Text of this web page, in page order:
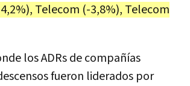
Telecom (-3,8%), Telecom
los ADRs de compañías
fueron liderados por